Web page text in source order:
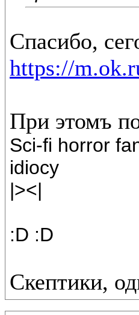
Спасибо,
https://
При этомъ
Sci-fi horror
idiocy
|><|
:D :D
Скептики,